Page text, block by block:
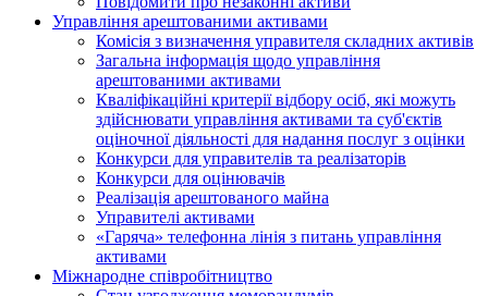
Управління арештованими активами
Комісія з визначення управителя складних активів
Загальна інформація щодо управління
арештованими активами
Кваліфікаційні критерії відбору осіб, які можуть
здiйснювати управління активами та суб'єктів
оціночної діяльності для надання послуг з оцінки
Конкурси для управителів та реалізаторів
Конкурси для оцінювачів
Реалізація арештованого майна
Управителі активами
«Гаряча» телефонна лінія з питань управління
активами
Міжнародне співробітництво